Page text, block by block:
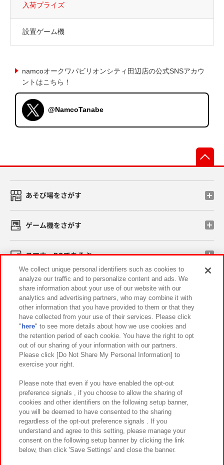
入荷プライズ
設置ゲーム機
namcoオークワパビリオンシティ田辺店の公式SNSアカウ
ントはこちら！
@NamcoTanabe
あそび場をさがす
ゲーム機をさがす
スマホ・PCであそぶ
イベント・キャンペーン
関連会社 サステナビリティ サイトポリシー
プライバシーポリシー ウェブアクセシビリティ方針と検証結果
お取引先さまとともに
カスタマーハラスメント対応方針 よくあるご質問・お問い合わせ
©Bandai Namco Amusement Inc.
We collect unique personal identifiers such as cookies to
analyze our traffic and to personalize content and ads. We
share information about your use of our website with our
analytics and advertising partners, who may combine it with
other information that you have provided to them or that they
have collected from your use of their services. Please click
" here" to see more details about how we use cookies and
the retention period of each cookie. You have the right to opt
out of our sharing of your information with our partners.
Please click [Do Not Share My Personal Information] to
exercise your right.
Please note that even if you have enabled the opt-out
preference signals , if you choose to allow the sharing of
cookies and other identifiers on the following setup banner,
you will be deemed to have consented to the sharing
regardless of the opt-out preference signals . If you
understand and agree to this setting, please manage your
consent on the following setup banner by clicking the link
below, then click 'Save Settings' and close the banner.